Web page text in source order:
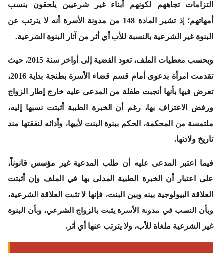
التزامات تجاههم لكونهم أبناء غير شرعيين يلحقون بنسب
أمهاتهم؛ إذ تشير المادة 148 من مدونة الأسرة أنه لا يترتب عن
البنوة غير الشرعية بالنسبة للأب أي أثر من آثار البنوة الشرعية.
وبحسب معطيات الملف، تعود القضية إلى أواخر سنة 2015، حيث
تقدمت امرأة بدعوى أمام قسم قضاء الأسرة بطنجة بداية 2016،
تعرض فيها بأنها أنجبت طفلة من المدعى عليه خارج إطار الزواج
ورفض الاعتراف بها، رغم أن الخبرة الطبية أثبتت نسبها إليه،
ملتمسة من المحكمة، الحكم ببنوة البنت لأبيها، وأدائه لنفقتها مند
تاريخ ولادتها.
فيما اعتبر المدعى عليه أن طلب المدعية غير مؤسس قانوناً،
على اعتبار أن الخبرة الطبية المدلى بها في الملف وإن أثبتت
العلاقة البيولوجية بينه وبين البنت، فإنها لا تثبت العلاقة الشرعية،
وبأن النسب في مدونة الأسرة يثبت بالزواج الشرعي، وبأن البنوة
غير الشرعية ملغاة للأب، ولا يترتب عنها أي أثر.